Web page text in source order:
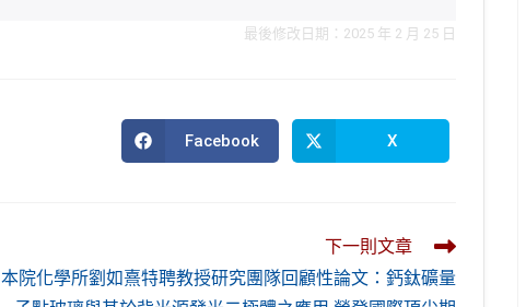
最後修改日期：2025 年 2 月 25 日
Opens
in
Facebook
Opens
in
X
下一則文章
本院化學所劉如熹特聘教授研究團隊回顧性論文：鈣鈦礦量